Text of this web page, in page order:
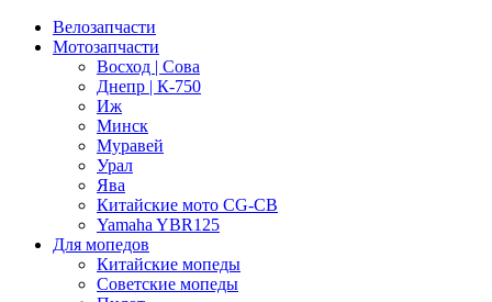
Велозапчасти
Мотозапчасти
Восход | Сова
Днепр | К-750
Иж
Минск
Муравей
Урал
Ява
Китайские мото CG-CB
Yamaha YBR125
Для мопедов
Китайские мопеды
Советские мопеды